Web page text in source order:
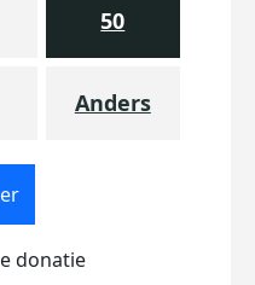
50
Anders
donatie